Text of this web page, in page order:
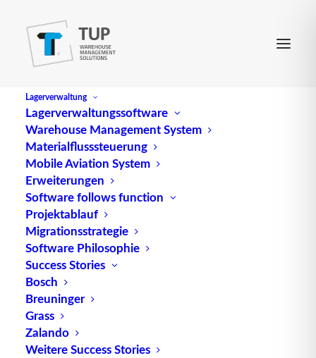
Lagerverwaltung
Lagerverwaltungssoftware
Warehouse Management System
Materialflusssteuerung
Mobile Aviation System
Erweiterungen
Software follows function
Projektablauf
Migrationsstrategie
Software Philosophie
Success Stories
Bosch
Breuninger
Grass
Zalando
Weitere Success Stories
Eindeckzeit
(engl.Stock-up time) errechnet sich aus
durchschnittlichem Materialbestand im Verhältnis
zum Absatz pro Jahr bei angenommener
gleichmäßiger Verbrauchsrate pro Zeiteinheit.
Quelle: logipedia / Fraunhofer IML